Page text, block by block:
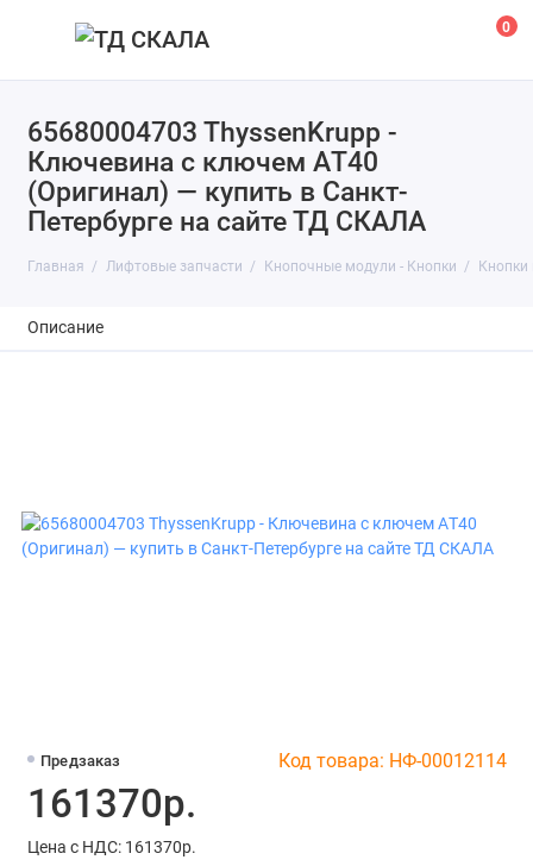
0
65680004703 ThyssenKrupp -
Ключевина с ключем AТ40
(Оригинал) — купить в Санкт-
Петербурге на сайте ТД СКАЛА
Главная Лифтовые запчасти Кнопочные модули - Кнопки Кнопки
Описание
Предзаказ Код товара: НФ-00012114
161370р.
Цена с НДС: 161370р.